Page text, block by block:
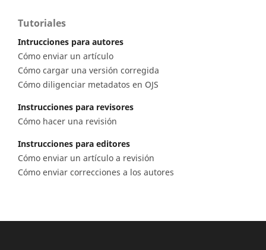
Tutoriales
Intrucciones para autores
Cómo enviar un artículo
Cómo cargar una versión corregida
Cómo diligenciar metadatos en OJS
Instrucciones para revisores
Cómo hacer una revisión
Instrucciones para editores
Cómo enviar un artículo a revisión
Cómo enviar correcciones a los autores